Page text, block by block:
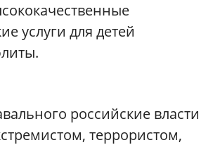
услуги для детей
российские власти
террористом,